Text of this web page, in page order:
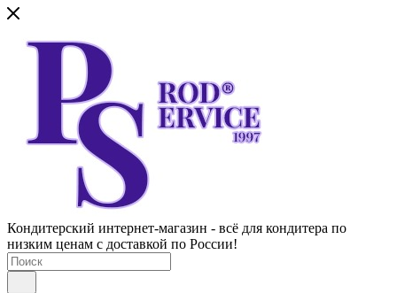
Кондитерский интернет-магазин - всё для кондитера по
низким ценам с доставкой по России!